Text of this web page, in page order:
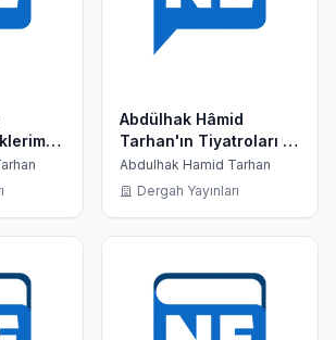
Bunlar
Abdülhak Hâmid
Tarhan'ın Tiyatroları 1;
Sabr U Sebat, İçli Kız,
Liberte, Yadigâr-ı Harb
Abdulhak Hamid Tarhan
Dergah Yayınları